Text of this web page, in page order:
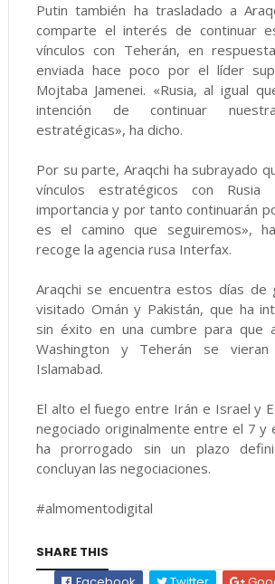
Putin también ha trasladado a
comparte el interés de continuar
vínculos con Teherán, en
enviada hace poco por el líder
Mojtaba Jamenei. «Rusia, al igual
intención de continuar
estratégicas», ha dicho.
Por su parte, Araqchi ha subrayado
vínculos estratégicos con
importancia y por tanto continuarán
es el camino que seguiremos»,
recoge la agencia rusa Interfax.
Araqchi se encuentra estos días de
visitado Omán y Pakistán, que ha
sin éxito en una cumbre para que
Washington y Teherán se
Islamabad.
El alto el fuego entre Irán e Israel y
negociado originalmente entre el 7 y
ha prorrogado sin un plazo
concluyan las negociaciones.
#almomentodigital
SHARE THIS